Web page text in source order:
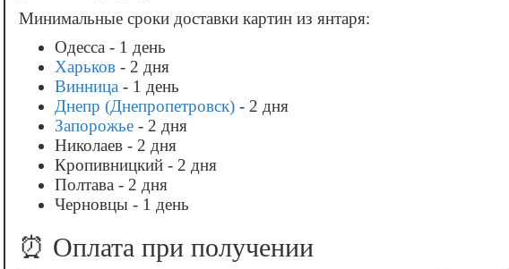
Минимальные сроки доставки картин из янтаря:
Одесса - 1 день
Харьков - 2 дня
Винница - 1 день
Днепр (Днепропетровск) - 2 дня
Запорожье - 2 дня
Николаев - 2 дня
Кропивницкий - 2 дня
Полтава - 2 дня
Черновцы - 1 день
⏰ Оплата при получении